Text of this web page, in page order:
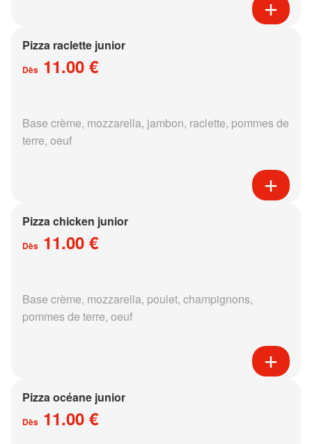
Pizza raclette junior
Dès 11.00 €
Base crème, mozzarella, jambon, raclette, pommes de
terre, oeuf
Pizza chicken junior
Dès 11.00 €
Base crème, mozzarella, poulet, champignons,
pommes de terre, oeuf
Pizza océane junior
Dès 11.00 €